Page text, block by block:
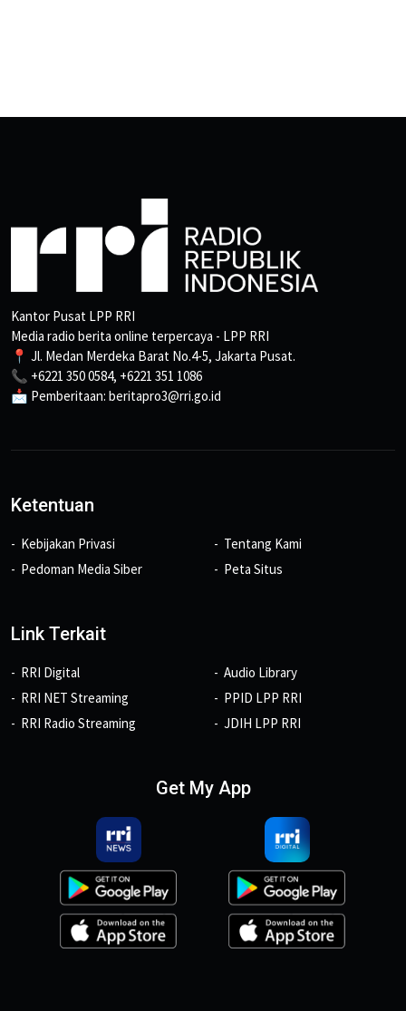
Kantor Pusat LPP RRI
Media radio berita online terpercaya - LPP RRI
📍 Jl. Medan Merdeka Barat No.4-5, Jakarta Pusat.
📞 +6221 350 0584, +6221 351 1086
📩 Pemberitaan: beritapro3@rri.go.id
Ketentuan
Kebijakan Privasi
Pedoman Media Siber
Tentang Kami
Peta Situs
Link Terkait
RRI Digital
RRI NET Streaming
RRI Radio Streaming
Audio Library
PPID LPP RRI
JDIH LPP RRI
Get My App